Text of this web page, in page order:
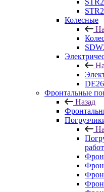
Колесные
Фронтальные
Назад
работ